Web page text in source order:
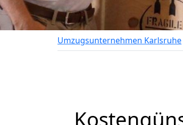
Umzugsunternehmen Karlsruhe